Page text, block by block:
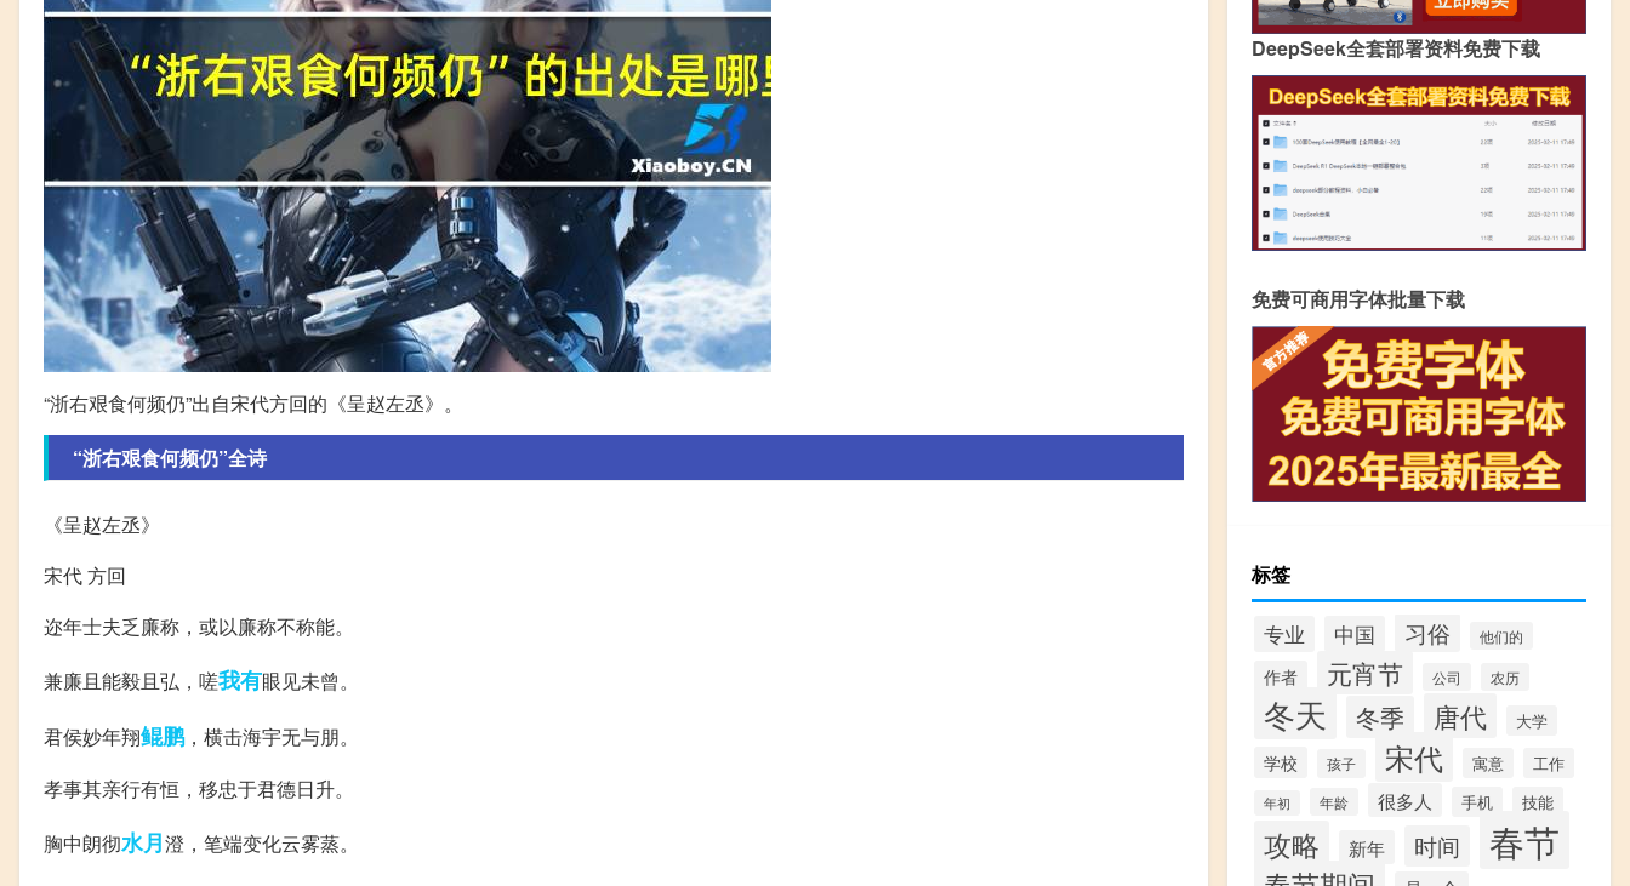
“浙右艰食何频仍”出自宋代方回的《呈赵左丞》。
“浙右艰食何频仍”全诗
《呈赵左丞》
宋代 方回
迩年士夫乏廉称，或以廉称不称能。
兼廉且能毅且弘，嗟我有眼见未曾。
君侯妙年翔鲲鹏，横击海宇无与朋。
孝事其亲行有恒，移忠于君德日升。
胸中朗彻水月澄，笔端变化云雾蒸。
DeepSeek全套部署资料免费下载
免费可商用字体批量下载
标签
专业 中国 习俗 他们的
作者 元宵节 公司 农历
冬天 冬季 唐代 大学
学校 孩子 宋代 寓意 工作
年初 年龄 很多人 手机 技能
攻略 新年 时间 春节